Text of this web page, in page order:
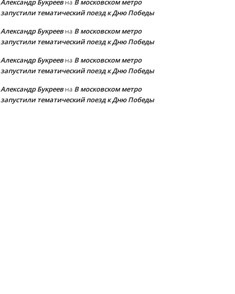
Александр Букреевна В московском метро
запустили тематический поезд к Дню Победы
Александр Букреевна В московском метро
запустили тематический поезд к Дню Победы
Александр Букреевна В московском метро
запустили тематический поезд к Дню Победы
Александр Букреевна В московском метро
запустили тематический поезд к Дню Победы